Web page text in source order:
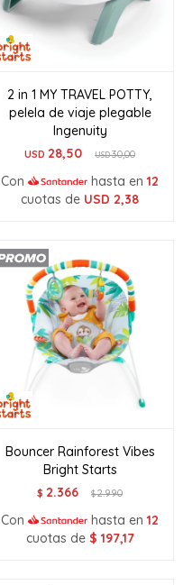
2 in 1 MY TRAVEL POTTY,
pelela de viaje plegable
Ingenuity
USD 28,50 USD30,00
Con hasta en 12
cuotas de USD 2,38
Bouncer Rainforest Vibes
Bright Starts
$ 2.366 $2.990
Con hasta en 12
cuotas de $ 197,17